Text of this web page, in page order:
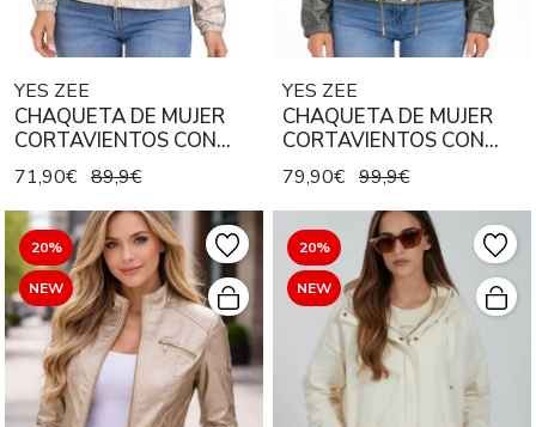
YES ZEE
CHAQUETA DE MUJER
CORTAVIENTOS CON
CAPUCHA BEIGE
METALIZADO
71,90€ 89,9€
YES ZEE
CHAQUETA DE MUJER
CORTAVIENTOS CON
CAPUCHA VERDE OLIVA
METALIZADO
79,90€ 99,9€
20%
NEW
20%
NEW